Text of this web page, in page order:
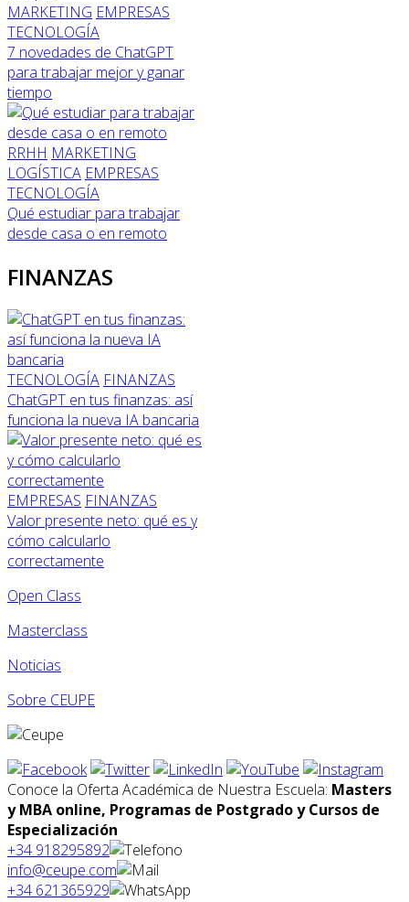
MARKETING EMPRESAS
TECNOLOGÍA
7 novedades de ChatGPT
para trabajar mejor y ganar
tiempo
RRHH MARKETING
LOGÍSTICA EMPRESAS
TECNOLOGÍA
Qué estudiar para trabajar
desde casa o en remoto
FINANZAS
TECNOLOGÍA FINANZAS
ChatGPT en tus finanzas: así
funciona la nueva IA bancaria
EMPRESAS FINANZAS
Valor presente neto: qué es y
cómo calcularlo
correctamente
Open Class
Masterclass
Noticias
Sobre CEUPE
Conoce la Oferta Académica de Nuestra Escuela: Masters
y MBA online, Programas de Postgrado y Cursos de
Especialización
+34 918295892
info@ceupe.com
+34 621365929